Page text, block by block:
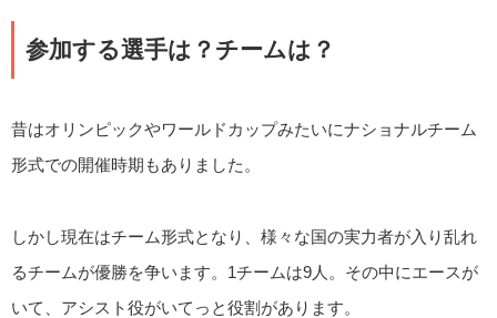
参加する選手は？チームは？
昔はオリンピックやワールドカップみたいにナショナルチーム
形式での開催時期もありました。
しかし現在はチーム形式となり、様々な国の実力者が入り乱れ
るチームが優勝を争います。1チームは9人。その中にエースが
いて、アシスト役がいてっと役割があります。